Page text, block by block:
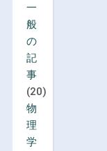
一
般
の
記
事
(20)
物
理
学